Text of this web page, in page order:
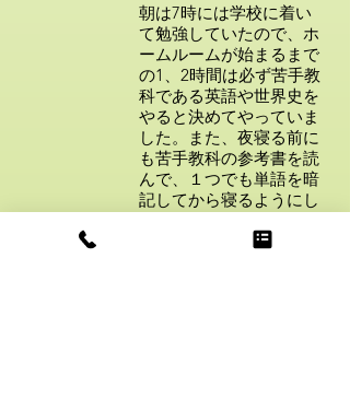
朝は7時には学校に着い
て勉強していたので、ホ
ームルームが始まるまで
の1、2時間は必ず苦手教
科である英語や世界史を
やると決めてやっていま
した。また、夜寝る前に
も苦手教科の参考書を読
んで、１つでも単語を暗
記してから寝るようにし